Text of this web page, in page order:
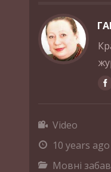
Video
10 years ago
Мовні